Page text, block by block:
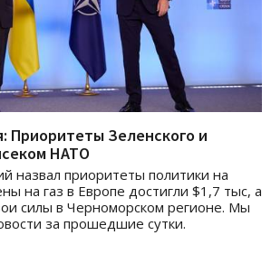
Приоритеты Зеленского и
НАТО
назвал приоритеты политики на
на газ в Европе достигли $1,7 тыс, а
силы в Черноморском регионе. Мы
за прошедшие сутки.